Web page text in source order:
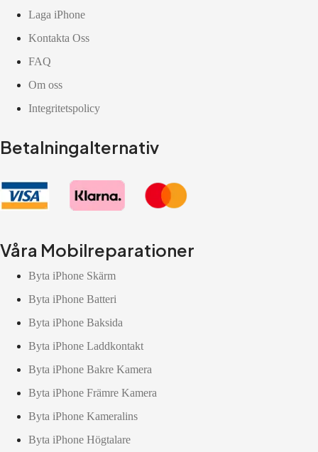
Laga iPhone
Kontakta Oss
FAQ
Om oss
Integritetspolicy
Betalningalternativ
Våra Mobilreparationer
Byta iPhone Skärm
Byta iPhone Batteri
Byta iPhone Baksida
Byta iPhone Laddkontakt
Byta iPhone Bakre Kamera
Byta iPhone Främre Kamera
Byta iPhone Kameralins
Byta iPhone Högtalare